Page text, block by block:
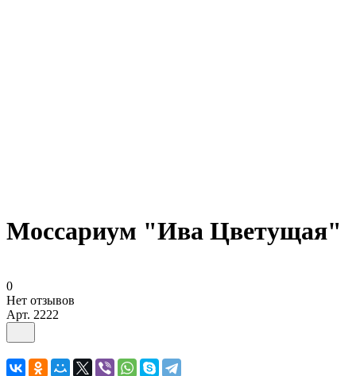
Моссариум "Ива Цветущая"
0
Нет отзывов
Арт. 2222